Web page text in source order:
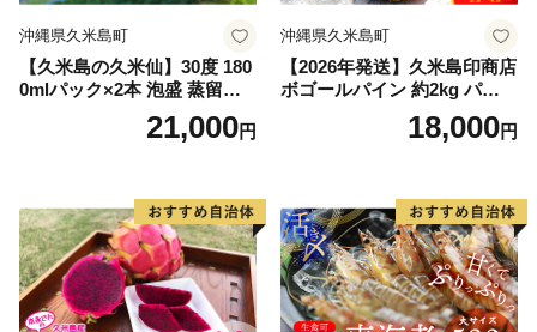
沖縄県久米島町
【久米島の久米仙】30度 180
0mlパック×2本 泡盛 蒸留酒
焼酎 アルコール 酒 酵母 発酵
米 黒麹 米麹 熟成 古酒 伝統
21,000円
沖縄県久米島町
【2026年発送】久米島印商店
ボゴールパイン 約2kg パイナ
ップル パイン スナック フル
ーツ ジューシー ボゴール 久
らかい 糖度 ちぎって食べる
甘い香り 小ぶり お土産 旬
18,000円